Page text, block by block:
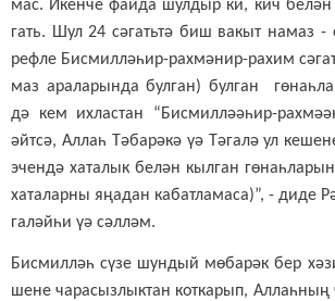
мас. Икен­че фай­да шул­дыр ки, кич бе­лән
гать. Шул 24 сә­гать­тә биш ва­кыт на­маз
реф­ле Бис­мил­лә­һир-рах­мә­нир-ра­хим
маз ара­ла­рын­да бул­ган) бул­ган
дә кем их­лас­тан “Бис­мил­лә­ә­һир-
әйт­сә, Ал­лаһ Тә­ба­рә­кә үә Тә­га­лә ул
эчен­дә ха­та­лык бе­лән кыл­ган
ха­та­лар­ны яңа­дан ка­бат­ла­ма­са)”, - ди­де
га­ләй­һи үә сәл­ләм.
Бис­мил­ләһ сү­зе шун­дый мө­ба­рәк бер
ше­не ча­ра­сыз­лык­тан кот­ка­рып, Ал­лаһ­ның